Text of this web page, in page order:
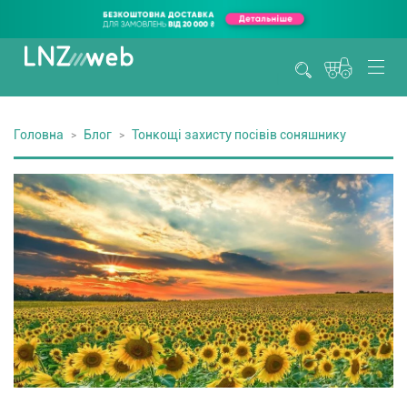
Головна Блог Тонкощі захисту посівів соняшнику